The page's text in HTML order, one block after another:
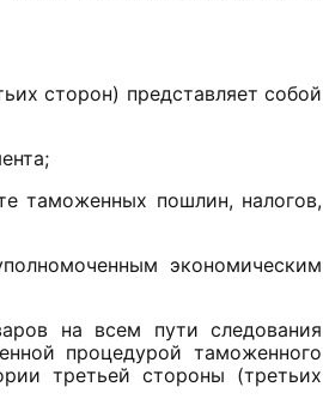
сторон) представляет собой
таможенных пошлин, налогов,
экономическим
на всем пути следования
процедурой таможенного
третьей стороны (третьих